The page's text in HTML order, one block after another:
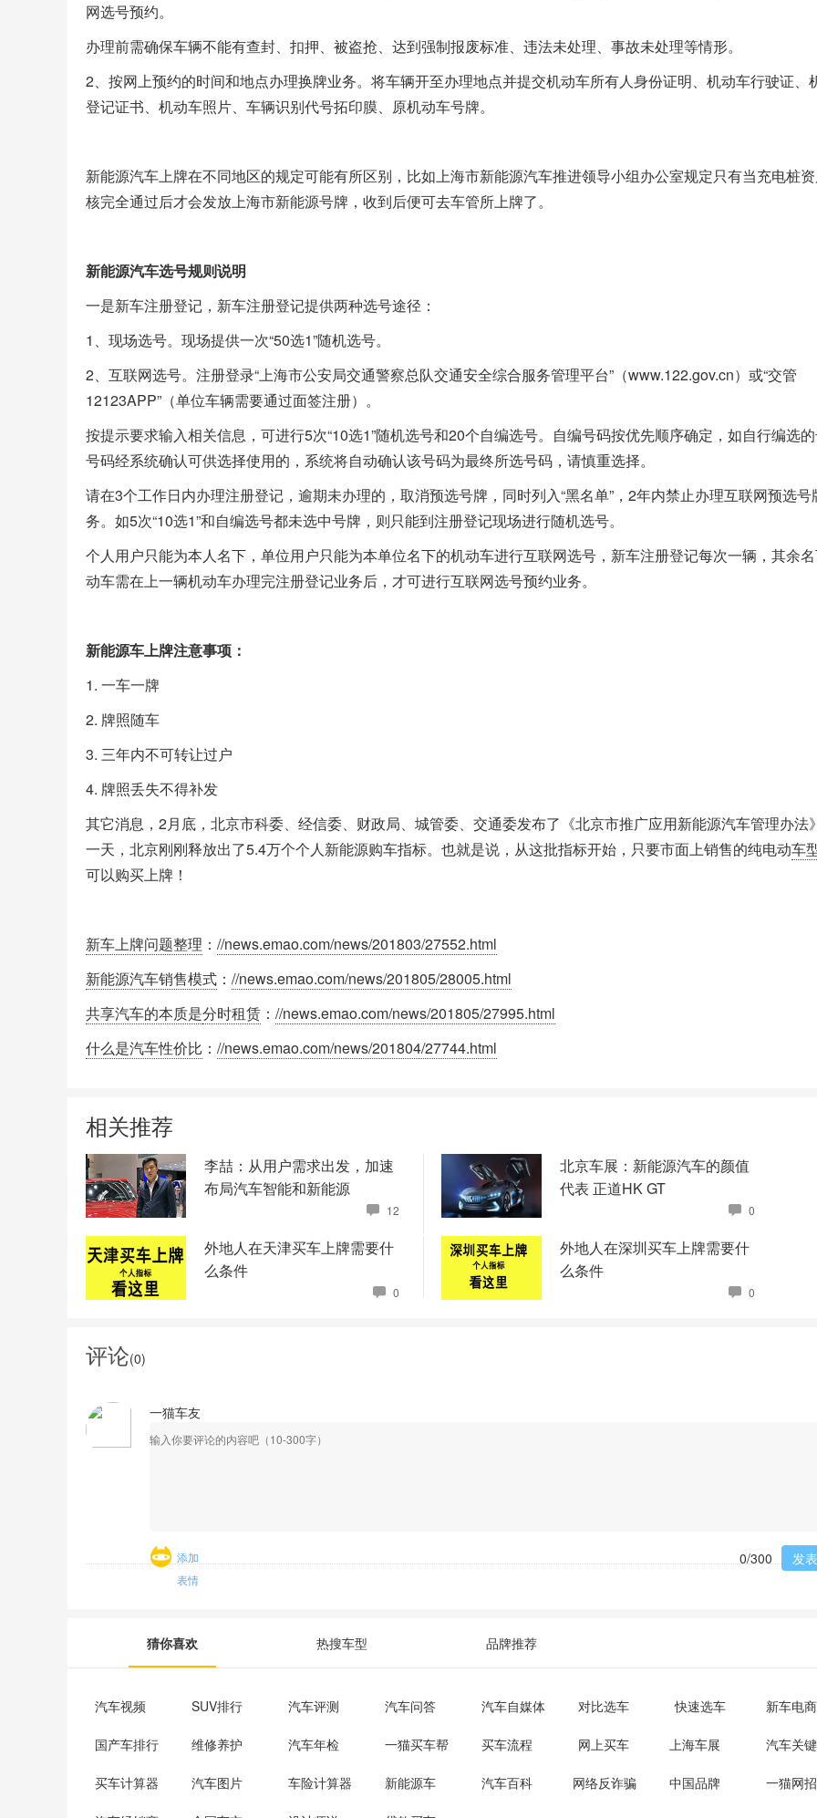
网选号预约。
办理前需确保车辆不能有查封、扣押、被盗抢、达到强制报废标准、违法未处理、事故未处理等情形。
2、按网上预约的时间和地点办理换牌业务。将车辆开至办理地点并提交机动车所有人身份证明、机动车行驶证、
登记证书、机动车照片、车辆识别代号拓印膜、原机动车号牌。
新能源汽车上牌在不同地区的规定可能有所区别，比如上海市新能源汽车推进领导小组办公室规定只有当充电桩
核完全通过后才会发放上海市新能源号牌，收到后便可去车管所上牌了。
新能源汽车选号规则说明
一是新车注册登记，新车注册登记提供两种选号途径：
1、现场选号。现场提供一次“50选1”随机选号。
2、互联网选号。注册登录“上海市公安局交通警察总队交通安全综合服务管理平台”（www.122.gov.cn）或“交管
12123APP”（单位车辆需要通过面签注册）。
按提示要求输入相关信息，可进行5次“10选1”随机选号和20个自编选号。自编号码按优先顺序确定，如自行编选
号码经系统确认可供选择使用的，系统将自动确认该号码为最终所选号码，请慎重选择。
请在3个工作日内办理注册登记，逾期未办理的，取消预选号牌，同时列入“黑名单”，2年内禁止办理互联网预选号
务。如5次“10选1”和自编选号都未选中号牌，则只能到注册登记现场进行随机选号。
个人用户只能为本人名下，单位用户只能为本单位名下的机动车进行互联网选号，新车注册登记每次一辆，其余
动车需在上一辆机动车办理完注册登记业务后，才可进行互联网选号预约业务。
新能源车上牌注意事项：
1. 一车一牌
2. 牌照随车
3. 三年内不可转让过户
4. 牌照丢失不得补发
其它消息，2月底，北京市科委、经信委、财政局、城管委、交通委发布了《北京市推广应用新能源汽车管理办法
一天，北京刚刚释放出了5.4万个个人新能源购车指标。也就是说，从这批指标开始，只要市面上销售的纯电动车
可以购买上牌！
新车上牌问题整理 ： //news.emao.com/news/201803/27552.html
新能源汽车销售模式 ： //news.emao.com/news/201805/28005.html
共享汽车的本质是分时租赁 ： //news.emao.com/news/201805/27995.html
什么是汽车性价比 ： //news.emao.com/news/201804/27744.html
相关推荐
李喆：从用户需求出发，加速
布局汽车智能和新能源
12
北京车展：新能源汽车的颜值
代表 正道HK GT
0
外地人在天津买车上牌需要什
么条件
0
外地人在深圳买车上牌需要什
么条件
0
评论(0)
一猫车友
添加
表情
发
0/300
猜你喜欢 热搜车型 品牌推荐
汽车视频 SUV排行 汽车评测 汽车问答 汽车自媒体 对比选车 快速选车 新车电商
国产车排行 维修养护 汽车年检 一猫买车帮 买车流程 网上买车 上海车展 汽车关
买车计算器 汽车图片 车险计算器 新能源车 汽车百科 网络反诈骗 中国品牌 一猫网